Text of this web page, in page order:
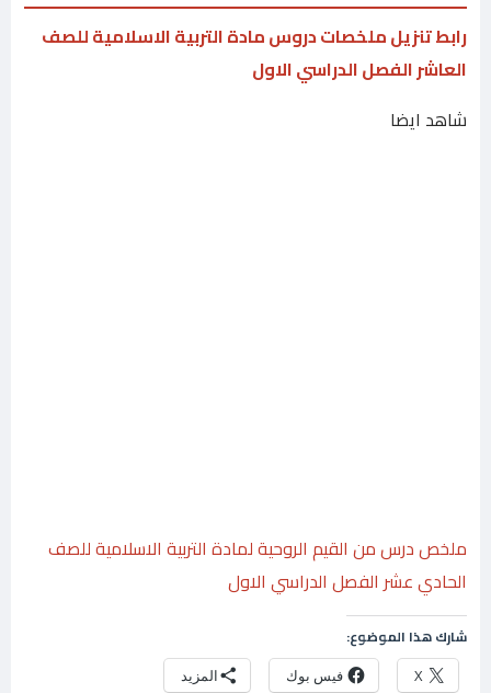
رابط تنزيل ملخصات دروس مادة التربية الاسلامية للصف
العاشر الفصل الدراسي الاول
شاهد ايضا
ملخص درس من القيم الروحية لمادة التربية الاسلامية للصف
الحادي عشر الفصل الدراسي الاول
شارك هذا الموضوع:
X فيس بوك المزيد